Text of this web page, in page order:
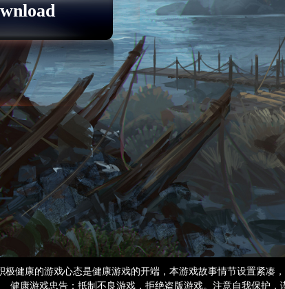
极健康的游戏心态是健康游戏的开端，本游戏故事情节设置紧凑
健康游戏忠告：抵制不良游戏，拒绝盗版游戏。注意自我保护